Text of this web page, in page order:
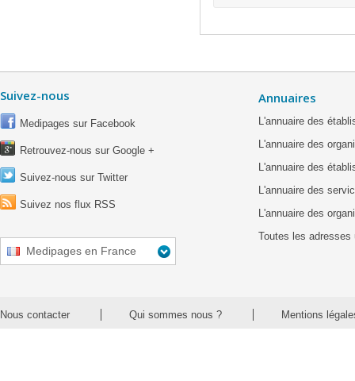
Suivez-nous
Medipages sur Facebook
Retrouvez-nous sur Google +
Suivez-nous sur Twitter
Suivez nos flux RSS
Medipages en France
Annuaires
L'annuaire des
L'annuaire des
L'annuaire des
L'annuaire des
L'annuaire des
Toutes les adresses
Nous contacter Qui sommes nous ? Mentions